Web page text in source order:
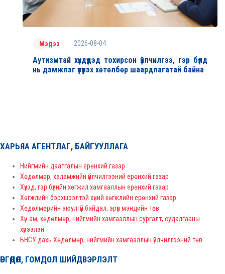
Мэдээ 2026-08-04
Аутизмтай хүүхдүүдэд тохирсон үйлчилгээ, гэр бүлд
нь дэмжлэг үзүүлэх хөтөлбөр шаардлагатай байна
ХАРЬЯА АГЕНТЛАГ, БАЙГУУЛЛАГА
Нийгмийн даатгалын ерөнхий газар
Хөдөлмөр, халамжийн үйлчилгээний ерөнхий газар
Хүүхэд, гэр бүлийн хөгжил хамгааллын ерөнхий газар
Хөгжлийн бэрхшээлтэй хүний хөгжлийн ерөнхий газар
Хөдөлмөрийн аюулгүй байдал, эрүүл мэндийн төв
Хүн ам, хөдөлмөр, нийгмийн хамгааллын сургалт, судалгааны
хүрээлэн
БНСУ дахь Хөдөлмөр, нийгмийн хамгааллын үйлчилгээний төв
ӨРГӨДӨЛ, ГОМДОЛ ШИЙДВЭРЛЭЛТ